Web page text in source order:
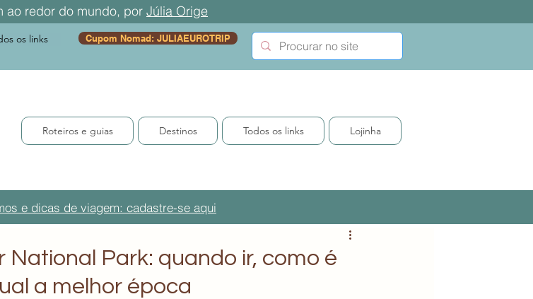
ao redor do mundo, por Júlia Orige
os links Cupom Nomad: JULIAEUROTRIP
Roteiros e guias Destinos Todos os links Lojinha
e dicas de viagem: cadastre-se aqui
National Park: quando ir, como é
a melhor época